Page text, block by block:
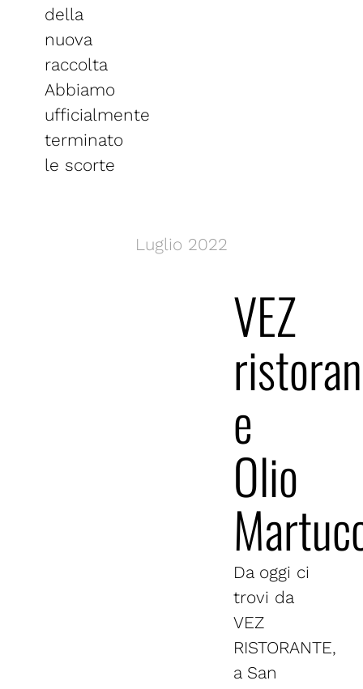
della
nuova
raccolta
Abbiamo
ufficialmente
terminato
le scorte
Luglio 2022
VEZ
e
Olio
Da oggi ci
trovi da
VEZ
RISTORANTE,
a San